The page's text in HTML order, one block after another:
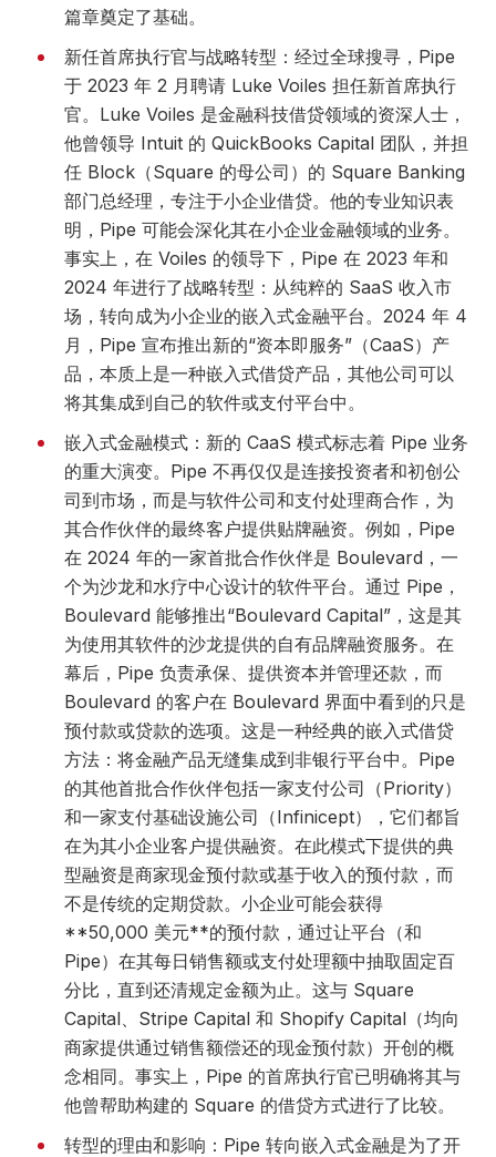
篇章奠定了基础。
新任首席执行官与战略转型：经过全球搜寻，Pipe
于 2023 年 2 月聘请 Luke Voiles 担任新首席执行
官。Luke Voiles 是金融科技借贷领域的资深人士，
他曾领导 Intuit 的 QuickBooks Capital 团队，并担
任 Block（Square 的母公司）的 Square Banking
部门总经理，专注于小企业借贷。他的专业知识表
明，Pipe 可能会深化其在小企业金融领域的业务。
事实上，在 Voiles 的领导下，Pipe 在 2023 年和
2024 年进行了战略转型：从纯粹的 SaaS 收入市
场，转向成为小企业的嵌入式金融平台。2024 年 4
月，Pipe 宣布推出新的“资本即服务”（CaaS）产
品，本质上是一种嵌入式借贷产品，其他公司可以
将其集成到自己的软件或支付平台中。
嵌入式金融模式：新的 CaaS 模式标志着 Pipe 业务
的重大演变。Pipe 不再仅仅是连接投资者和初创公
司到市场，而是与软件公司和支付处理商合作，为
其合作伙伴的最终客户提供贴牌融资。例如，Pipe
在 2024 年的一家首批合作伙伴是 Boulevard，一
个为沙龙和水疗中心设计的软件平台。通过 Pipe，
Boulevard 能够推出“Boulevard Capital”，这是其
为使用其软件的沙龙提供的自有品牌融资服务。在
幕后，Pipe 负责承保、提供资本并管理还款，而
Boulevard 的客户在 Boulevard 界面中看到的只是
预付款或贷款的选项。这是一种经典的嵌入式借贷
方法：将金融产品无缝集成到非银行平台中。Pipe
的其他首批合作伙伴包括一家支付公司（Priority）
和一家支付基础设施公司（Infinicept），它们都旨
在为其小企业客户提供融资。在此模式下提供的典
型融资是商家现金预付款或基于收入的预付款，而
不是传统的定期贷款。小企业可能会获得
**50,000 美元**的预付款，通过让平台（和
Pipe）在其每日销售额或支付处理额中抽取固定百
分比，直到还清规定金额为止。这与 Square
Capital、Stripe Capital 和 Shopify Capital（均向
商家提供通过销售额偿还的现金预付款）开创的概
念相同。事实上，Pipe 的首席执行官已明确将其与
他曾帮助构建的 Square 的借贷方式进行了比较。
转型的理由和影响：Pipe 转向嵌入式金融是为了开